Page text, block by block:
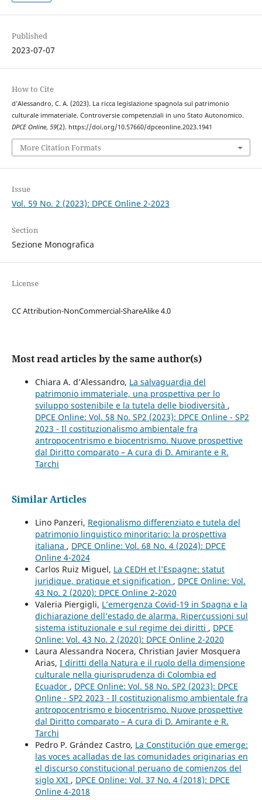
Published
2023-07-07
How to Cite
d’Alessandro, C. A. (2023). La ricca legislazione spagnola sul patrimonio
culturale immateriale. Controversie competenziali in uno Stato Autonomico.
DPCE Online, 59(2). https://doi.org/10.57660/dpceonline.2023.1941
More Citation Formats
Issue
Vol. 59 No. 2 (2023): DPCE Online 2-2023
Section
Sezione Monografica
License
CC Attribution-NonCommercial-ShareAlike 4.0
Most read articles by the same author(s)
Chiara A. d’Alessandro, La salvaguardia del
patrimonio immateriale, una prospettiva per lo
sviluppo sostenibile e la tutela delle biodiversità ,
DPCE Online: Vol. 58 No. SP2 (2023): DPCE Online - SP2
2023 - Il costituzionalismo ambientale fra
antropocentrismo e biocentrismo. Nuove prospettive
dal Diritto comparato – A cura di D. Amirante e R.
Tarchi
Similar Articles
Lino Panzeri, Regionalismo differenziato e tutela del
patrimonio linguistico minoritario: la prospettiva
italiana , DPCE Online: Vol. 68 No. 4 (2024): DPCE
Online 4-2024
Carlos Ruiz Miguel, La CEDH et l’Espagne: statut
juridique, pratique et signification , DPCE Online: Vol.
43 No. 2 (2020): DPCE Online 2-2020
Valeria Piergigli, L’emergenza Covid-19 in Spagna e la
dichiarazione dell’estado de alarma. Ripercussioni sul
sistema istituzionale e sul regime dei diritti , DPCE
Online: Vol. 43 No. 2 (2020): DPCE Online 2-2020
Laura Alessandra Nocera, Christian Javier Mosquera
Arias, I diritti della Natura e il ruolo della dimensione
culturale nella giurisprudenza di Colombia ed
Ecuador , DPCE Online: Vol. 58 No. SP2 (2023): DPCE
Online - SP2 2023 - Il costituzionalismo ambientale fra
antropocentrismo e biocentrismo. Nuove prospettive
dal Diritto comparato – A cura di D. Amirante e R.
Tarchi
Pedro P. Grández Castro, La Constitución que emerge:
las voces acalladas de las comunidades originarias en
el discurso constitucional peruano de comienzos del
siglo XXI , DPCE Online: Vol. 37 No. 4 (2018): DPCE
Online 4-2018